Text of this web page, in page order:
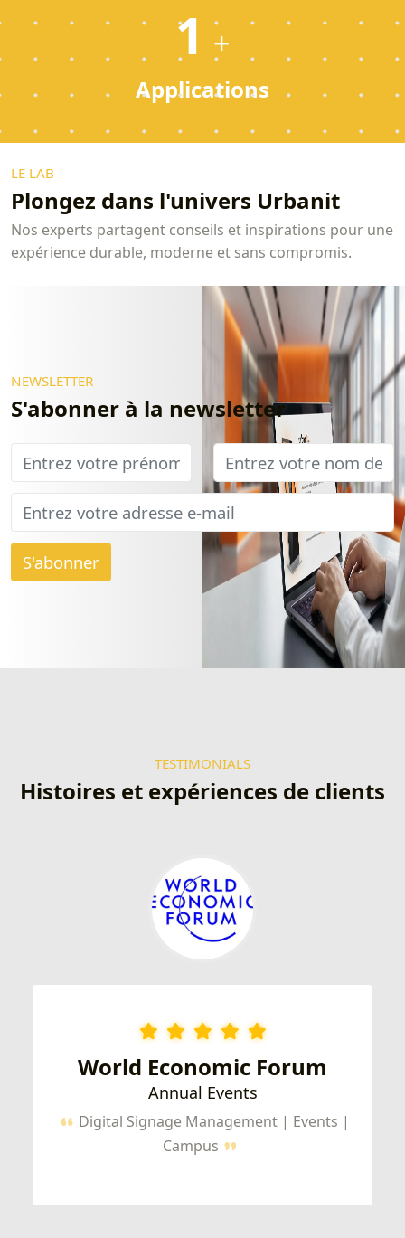
1 +
Applications
LE LAB
Plongez dans l'univers Urbanit
Nos experts partagent conseils et inspirations pour une
expérience durable, moderne et sans compromis.
NEWSLETTER
S'abonner à la newsletter
S'abonner
TESTIMONIALS
Histoires et expériences de clients
World Economic Forum
Annual Events
Digital Signage Management | Events |
Campus